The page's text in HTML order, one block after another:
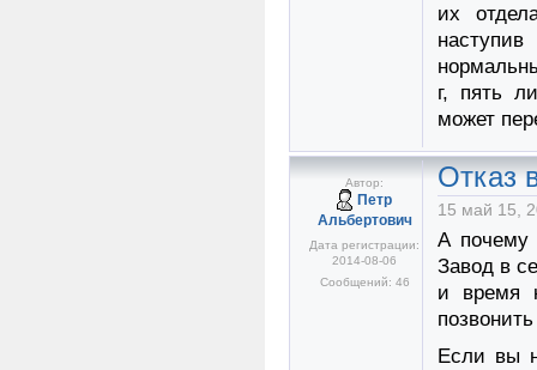
их
г, пять
может
Автор:
Петр
Альбертович
Дата регистрации:
2014-08-06
Сообщений: 46
Отказ
15 май 15,
А почему
Завод в
и время
Если вы